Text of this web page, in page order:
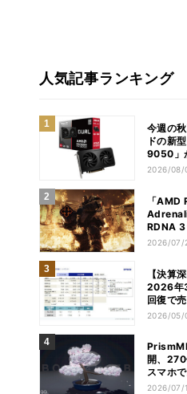
人気記事ランキング
今週の
ドの新
9050」
れる電
2026/08/
「
RDNA 3
具合多
2026/07/
【決算
2026年
回復で
減益、
2026/05/
開、
スマホ
を評価
2026/07/